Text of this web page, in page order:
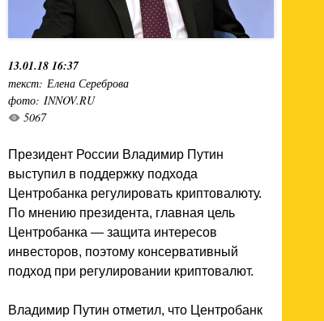
13.01.18 16:37
текст: Елена Сереброва
фото: INNOV.RU
5067
Президент России Владимир Путин
выступил в поддержку подхода
Центробанка регулировать криптовалюту.
По мнению президента, главная цель
Центробанка — защита интересов
инвесторов, поэтому консервативный
подход при регулировании криптовалют.
Владимир Путин отметил, что Центробанк